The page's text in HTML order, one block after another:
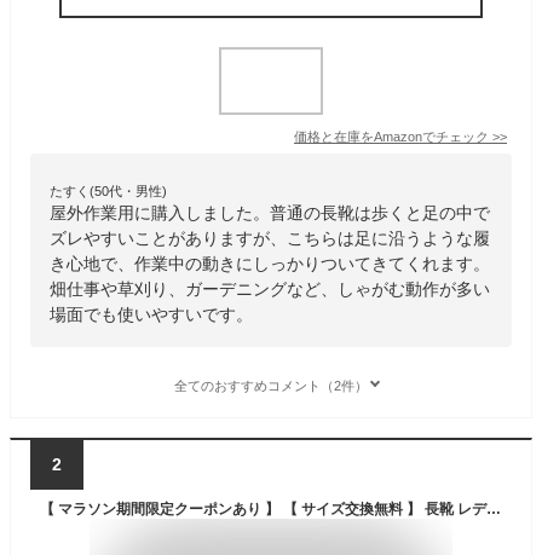
価格と在庫をAmazonでチェック >>
たすく(50代・男性)
屋外作業用に購入しました。普通の長靴は歩くと足の中で
ズレやすいことがありますが、こちらは足に沿うような履
き心地で、作業中の動きにしっかりついてきてくれます。
畑仕事や草刈り、ガーデニングなど、しゃがむ動作が多い
場面でも使いやすいです。
全てのおすすめコメント（2件）
2
【 マラソン期間限定クーポンあり 】 【 サイズ交換無料 】 長靴 レディース メンズ ノーカーズ#1 農作業 折りたたみ 田植え レインブーツ レインシューズ 携帯 軽量 園芸 作業用 ロング コンパクト フラットソール ゴムバンド メーカー直販 福山ゴム 送料無料